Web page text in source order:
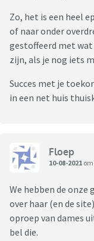
Zo, het is een heel
of naar onder
gestoffeerd met
zijn, als je nog iets
Succes met je
in een net huis
Floep
10-08-2021
We hebben de onze
over haar (en de
oproep van dames
bel die.